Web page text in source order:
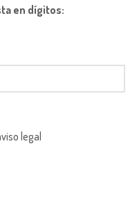
en dígitos:
legal